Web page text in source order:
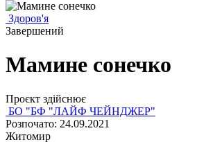
Здоров'я
Завершений
Мамине сонечко
Проєкт здійснює
БО "БФ "ЛАЙФ ЧЕЙНДЖЕР"
Розпочато: 24.09.2021
Житомир